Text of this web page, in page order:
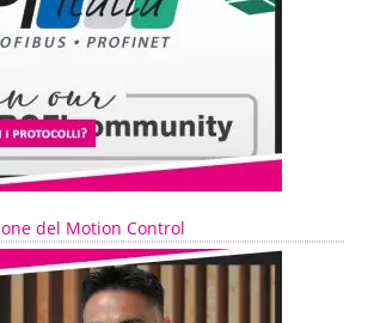
del Motion Control